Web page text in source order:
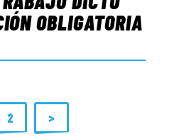
OBLIGATORIA
2 >